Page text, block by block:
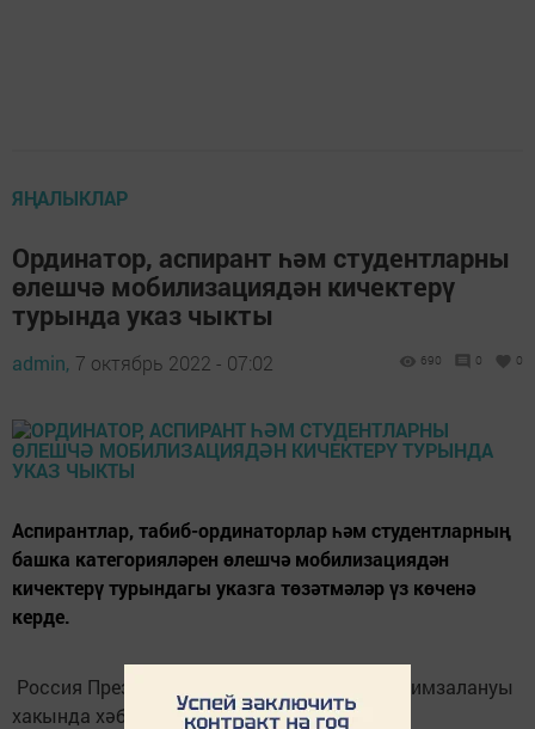
ЯҢАЛЫКЛАР
Ординатор, аспирант һәм студентларны
өлешчә мобилизациядән кичектерү
турында указ чыкты
admin, 7 октябрь 2022 - 07:02 690 0 0
Аспирантлар, табиб-ординаторлар һәм студентларның
башка категорияләрен өлешчә мобилизациядән
кичектерү турындагы указга төзәтмәләр үз көченә
керде.
Россия Президенты Владимир Путин аның имзалануы
хакында хәбәр итте.